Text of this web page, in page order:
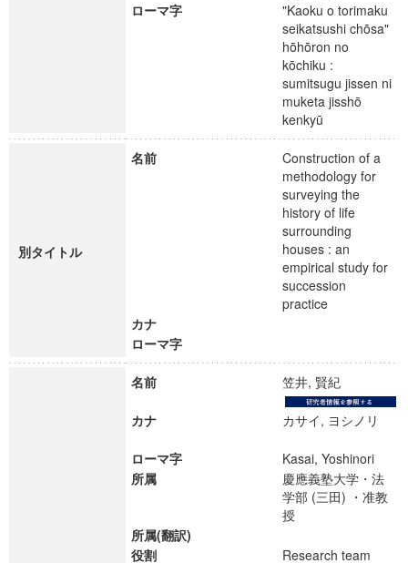
ローマ字
"Kaoku o torimaku
seikatsushi chōsa"
hōhōron no
kōchiku :
sumitsugu jissen ni
muketa jisshō
kenkyū
別タイトル
名前
Construction of a
methodology for
surveying the
history of life
surrounding
houses : an
empirical study for
succession
practice
カナ
ローマ字
名前 笠井, 賢紀
カナ カサイ, ヨシノリ
ローマ字
Kasai, Yoshinori
所属
慶應義塾大学・法
学部 (三田) ・准教
授
所属(翻訳)
役割
Research team